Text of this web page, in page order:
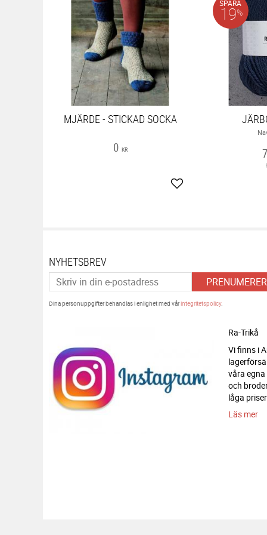
MJÄRDE - STICKAD SOCKA
0 KR
Lägg till i favoriter
SPARA
19%
NYHETSBREV
Dina personuppgifter behandlas i enlighet med vårintegritetspolicy.
Ra-Trikå
Vi finns i
våra
och
låga
Läs mer